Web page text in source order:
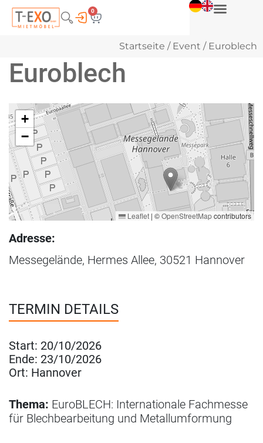
0
Startseite / Event / Euroblech
Euroblech
+
−
Leaflet | ©OpenStreetMapcontributors
Adresse:
Messegelände, Hermes Allee, 30521 Hannover
TERMIN DETAILS
Start: 20/10/2026
Ende: 23/10/2026
Ort: Hannover
Thema: EuroBLECH: Internationale Fachmesse
für Blechbearbeitung und Metallumformung